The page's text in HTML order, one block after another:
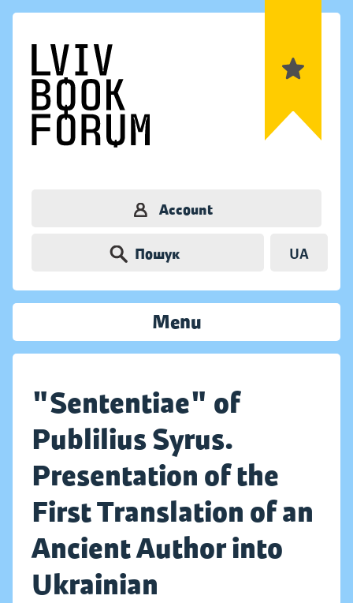
Account
Пошук UA
Menu
"Sententiae" of
Publilius Syrus.
Presentation of the
First Translation of an
Ancient Author into
Ukrainian